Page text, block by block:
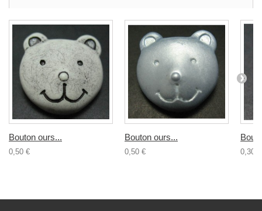
Bouton ours...
0,50 €
Bouton ours...
0,50 € 0,30 €